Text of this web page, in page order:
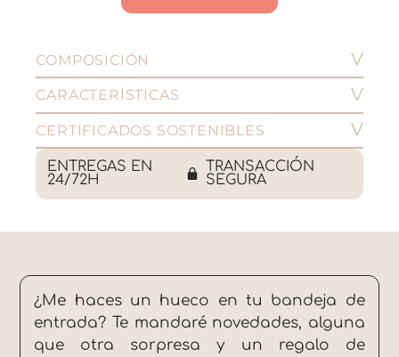
COMPOSICIÓN
CARACTERÍSTICAS
CERTIFICADOS SOSTENIBLES
ENTREGAS EN
24/72H
TRANSACCIÓN
SEGURA
¿Me haces un hueco en tu bandeja de
entrada? Te mandaré novedades, alguna
que otra sorpresa y un regalo de